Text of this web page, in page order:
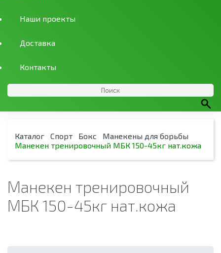
Наши проекты
Доставка
Контакты
Каталог Спорт Бокс
Манекены для борьбы
Манекен тренировочный МБК 150-45кг нат.кожа
Манекен тренировочный
МБК 150-45кг нат.кожа